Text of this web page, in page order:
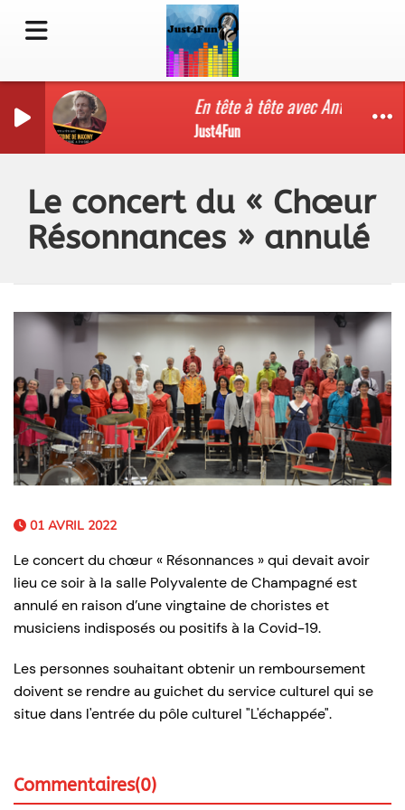
En tête à tête avec Antoine de
Just4Fun
Le concert du « Chœur
Résonnances » annulé
01 AVRIL 2022
Le concert du chœur « Résonnances » qui devait avoir
lieu ce soir à la salle Polyvalente de Champagné est
annulé en raison d’une vingtaine de choristes et
musiciens indisposés ou positifs à la Covid-19.
Les personnes souhaitant obtenir un remboursement
doivent se rendre au guichet du service culturel qui se
situe dans l'entrée du pôle culturel "L'échappée".
Commentaires(0)